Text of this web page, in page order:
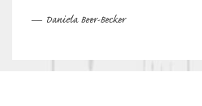
— Daniela Beer-Becker